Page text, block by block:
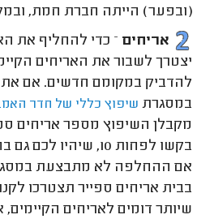
(ובפער) הייתה חברת חמת,
אריחים – כדי להחליף את
יצטרך לשבור את האריחים
להדביק במקומם חדשים. אם
במסגרת שיפוץ כללי של חדר
מקבלן השיפוץ מספר אריחים
בקשו לפחות 10,
אם ההחלפה לא מתבצעת
בבית אריחים ספייר תצטרכו
שיותר דומים לאריחים